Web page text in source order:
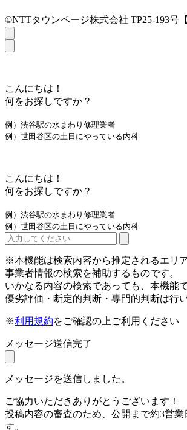
©NTTタウンページ株式会社 TP25-193号【
こんにちは！
何をお探しですか？
例）渋谷駅の水まわり修理業者
例）世田谷区の土日にやっている内科
こんにちは！
何をお探しですか？
例）渋谷駅の水まわり修理業者
例）世田谷区の土日にやっている内科
※本機能は検索内容から推定されるエリ
事業者情報の検索を補助するものです。
いかなる内容の検索であっても、本機能
優劣評価・断定的判断・専門的判断は行い
※利用規約をご確認の上ご利用ください
メッセージ送信完了
メッセージを送信しました。
ご協力いただきありがとうございます！
投稿内容の審査のため、公開まで約3営業
す。